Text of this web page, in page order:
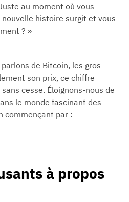
au moment où vous
histoire surgit et vous
? »
de Bitcoin, les gros
son prix, ce chiffre
cesse. Éloignons-nous de
le monde fascinant des
commençant par :
à propos